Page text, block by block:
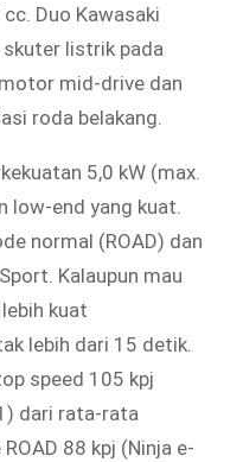
Duo Kawasaki
skuter listrik pada
mid-drive dan
roda belakang.
5,0 kW (max.
low-end yang kuat.
normal (ROAD) dan
Kalaupun mau
kuat
lebih dari 15 detik.
speed 105 kpj
dari rata-rata
88 kpj (Ninja e-